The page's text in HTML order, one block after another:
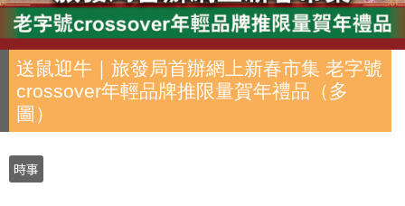
送鼠迎牛｜旅發局首辦網上新春市集 老字號
crossover年輕品牌推限量賀年禮品（多
圖）
時事